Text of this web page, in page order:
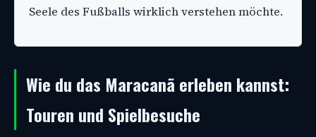
Seele des Fußballs wirklich verstehen möchte.
Wie du das Maracanã erleben kannst:
Touren und Spielbesuche